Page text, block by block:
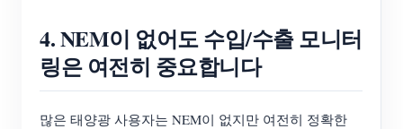
4. NEM이 없어도 수입/수출 모니터
링은 여전히 중요합니다
많은 태양광 사용자는 NEM이 없지만 여전히 정확한